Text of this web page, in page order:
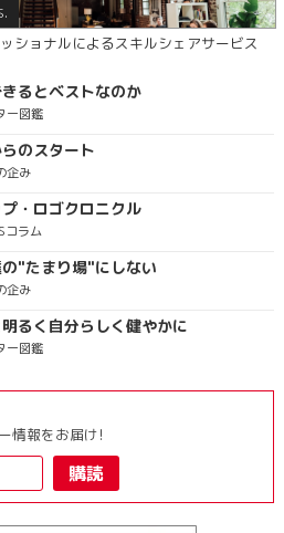
ショナルによるスキルシェアサービス
るとベストなのか
ー図鑑
のスタート
企み
・ロゴクロニクル
コラム
"たまり場"にしない
企み
るく自分らしく健やかに
ー図鑑
情報をお届け!